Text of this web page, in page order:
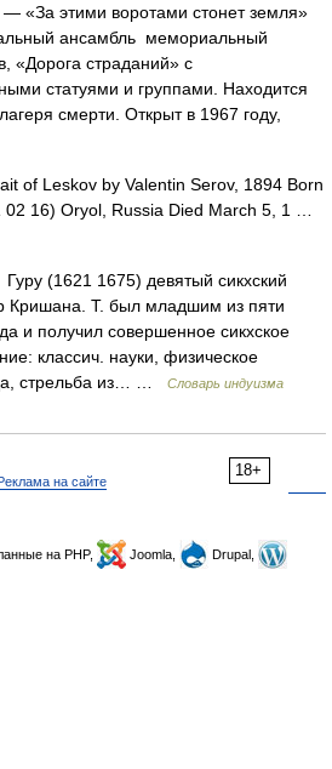
— «За этими воротами стонет земля»
ансамбль мемориальный
«Дорога страданий» с
статуями и группами. Находится
смерти. Открыт в 1967 году,
of Leskov by Valentin Serov, 1894 Born
02 16) Oryol, Russia Died March 5, 1 …
(1621 1675) девятый сикхский
Кришана. Т. был младшим из пяти
и получил совершенное сикхское
классич. науки, физическое
стрельба из… …
Словарь индуизма
18+
на сайте
на PHP, Joomla,
Drupal,